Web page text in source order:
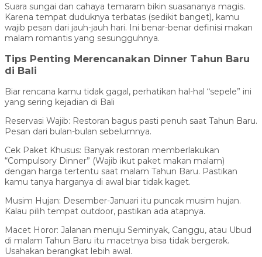
Suara sungai dan cahaya temaram bikin suasananya magis.
Karena tempat duduknya terbatas (sedikit banget), kamu
wajib pesan dari jauh-jauh hari. Ini benar-benar definisi makan
malam romantis yang sesungguhnya.
Tips Penting Merencanakan Dinner Tahun Baru
di Bali
Biar rencana kamu tidak gagal, perhatikan hal-hal “sepele” ini
yang sering kejadian di Bali
Reservasi Wajib: Restoran bagus pasti penuh saat Tahun Baru.
Pesan dari bulan-bulan sebelumnya.
Cek Paket Khusus: Banyak restoran memberlakukan
“Compulsory Dinner” (Wajib ikut paket makan malam)
dengan harga tertentu saat malam Tahun Baru. Pastikan
kamu tanya harganya di awal biar tidak kaget.
Musim Hujan: Desember-Januari itu puncak musim hujan.
Kalau pilih tempat outdoor, pastikan ada atapnya.
Macet Horor: Jalanan menuju Seminyak, Canggu, atau Ubud
di malam Tahun Baru itu macetnya bisa tidak bergerak.
Usahakan berangkat lebih awal.